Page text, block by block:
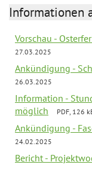
Informationen
Vorschau -
27.03.2025
Ankündigung -
26.03.2025
Information -
möglich
PDF, 126
Ankündigung -
24.02.2025
Bericht -